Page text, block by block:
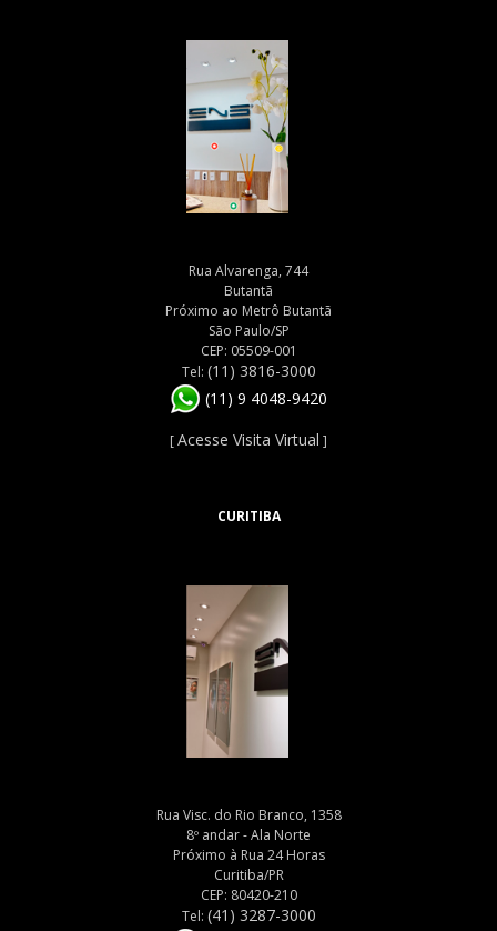
Rua Alvarenga, 744
Butantã
Próximo ao Metrô Butantã
São Paulo/SP
CEP: 05509-001
Tel: (11) 3816-3000
(11) 9 4048-9420
[Acesse Visita Virtual ]
CURITIBA
Rua Visc. do Rio Branco, 1358
8º andar - Ala Norte
Próximo à Rua 24 Horas
Curitiba/PR
CEP: 80420-210
Tel: (41) 3287-3000